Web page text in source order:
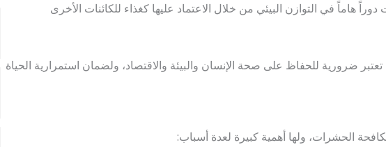
هاماً في التوازن البيئي من خلال الاعتماد عليها كغذاء للكائنات الأخرى
ضرورية للحفاظ على صحة الإنسان والبيئة والاقتصاد، ولضمان استمرارية الحياة
الحشرات، ولها أهمية كبيرة لعدة أسباب: